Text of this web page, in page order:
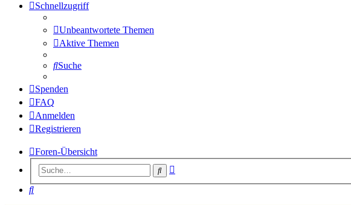
Schnellzugriff
Unbeantwortete Themen
Aktive Themen
Suche
Spenden
FAQ
Anmelden
Registrieren
Foren-Übersicht
Suche
Suche